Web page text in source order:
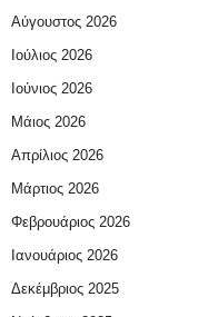
Αύγουστος 2026
Ιούλιος 2026
Ιούνιος 2026
Μάιος 2026
Απρίλιος 2026
Μάρτιος 2026
Φεβρουάριος 2026
Ιανουάριος 2026
Δεκέμβριος 2025